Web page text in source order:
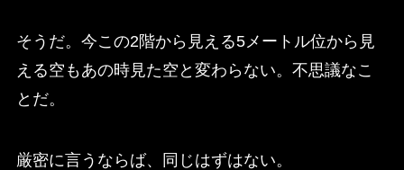
そうだ。今この2階から見える5メートル位から見
える空もあの時見た空と変わらない。不思議なこ
とだ。
厳密に言うならば、同じはずはない。